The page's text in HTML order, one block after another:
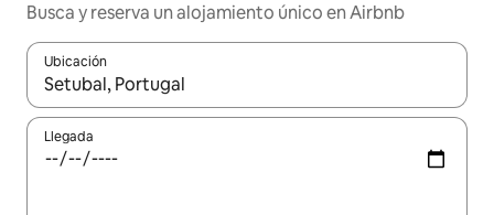
Busca y reserva un alojamiento único en Airbnb
Ubicación
Cuando los resultados estén disponibles, podrás navegar
Llegada